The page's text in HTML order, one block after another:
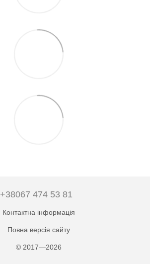
+38067 474 53 81
Контактна інформація
Повна версія сайту
© 2017—2026